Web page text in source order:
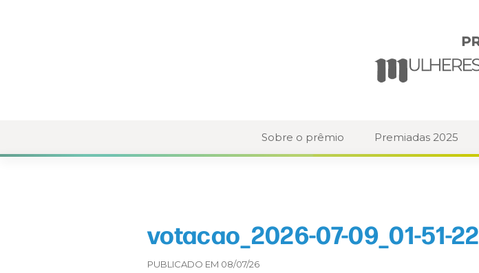
Sobre o prêmio Premiadas 2025
votacao_2026-07-09_01-51-22
PUBLICADO EM 08/07/26